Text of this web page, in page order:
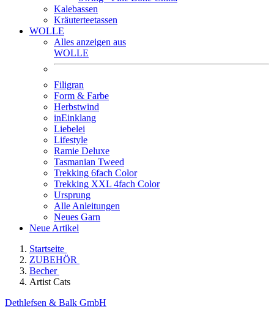
Kalebassen
Kräuterteetassen
WOLLE
Alles anzeigen aus
WOLLE
Filigran
Form & Farbe
Herbstwind
inEinklang
Liebelei
Lifestyle
Ramie Deluxe
Tasmanian Tweed
Trekking 6fach Color
Trekking XXL 4fach Color
Ursprung
Alle Anleitungen
Neues Garn
Neue Artikel
Startseite
ZUBEHÖR
Becher
Artist Cats
Dethlefsen & Balk GmbH